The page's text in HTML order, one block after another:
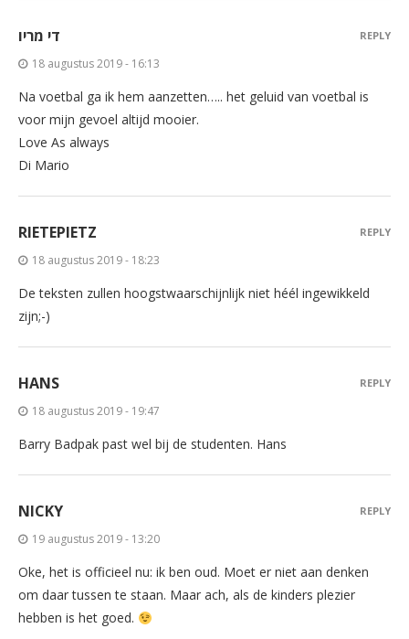
די מריו
18 augustus 2019 - 16:13
Na voetbal ga ik hem aanzetten….. het geluid van voetbal is
voor mijn gevoel altijd mooier.
Love As always
Di Mario
REPLY
RIETEPIETZ
18 augustus 2019 - 18:23
De teksten zullen hoogstwaarschijnlijk niet héél ingewikkeld
zijn;-)
REPLY
HANS
18 augustus 2019 - 19:47
Barry Badpak past wel bij de studenten. Hans
REPLY
NICKY
19 augustus 2019 - 13:20
Oke, het is officieel nu: ik ben oud. Moet er niet aan denken
om daar tussen te staan. Maar ach, als de kinders plezier
hebben is het goed.
REPLY